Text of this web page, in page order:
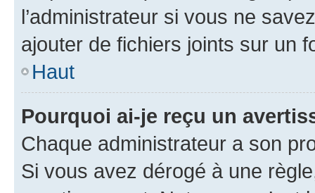
l’administrateur si vous ne
ajouter de fichiers joints sur un
Haut
Pourquoi ai-je reçu un
Chaque administrateur a son
Si vous avez dérogé à une